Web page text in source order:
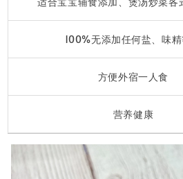
100%无添加任何盐、味
方便外宿一人食
营养健康